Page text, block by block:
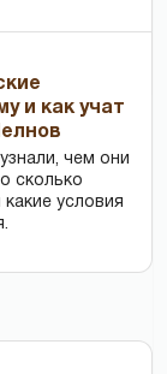
и как учат
чем они
сколько
условия